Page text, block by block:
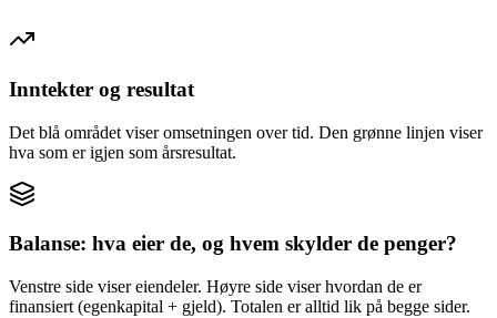
Inntekter og resultat
Det blå området viser omsetningen over tid. Den grønne linjen viser
hva som er igjen som årsresultat.
Balanse: hva eier de, og hvem skylder de penger?
Venstre side viser eiendeler. Høyre side viser hvordan de er
finansiert (egenkapital + gjeld). Totalen er alltid lik på begge sider.